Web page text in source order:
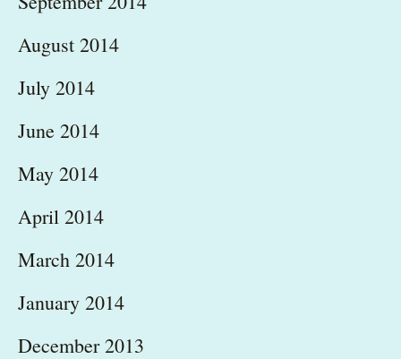
August 2014
July 2014
June 2014
May 2014
April 2014
March 2014
January 2014
December 2013